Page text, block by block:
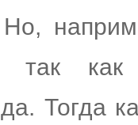
Но,
так как
Тогда